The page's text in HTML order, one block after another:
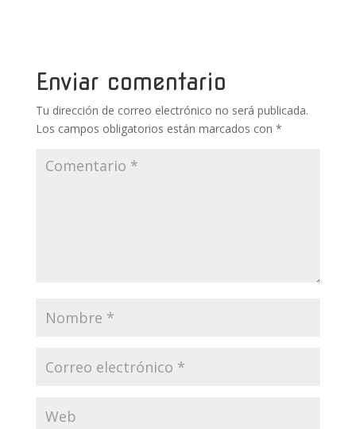
k
Enviar comentario
Tu dirección de correo electrónico no será publicada.
Los campos obligatorios están marcados con *